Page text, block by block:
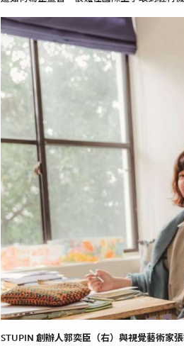
STUPIN 創辦人郭奕臣（右）與視覺藝術家